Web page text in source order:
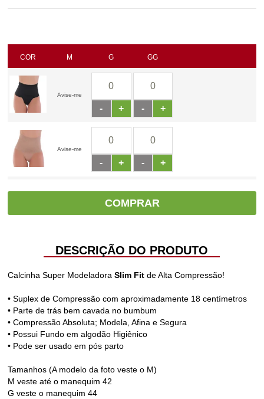
COR M G GG
Avise-me
+
- +
-
Avise-me
+
- +
-
Avise-me
+
-
COMPRAR
DESCRIÇÃO DO PRODUTO
Calcinha Super ModeladoraSlim Fit de Alta Compressão!
• Suplex de Compressão com aproximadamente 18 centímetros
• Parte de trás bem cavada no bumbum
• Compressão Absoluta; Modela, Afina e Segura
• Possui Fundo em algodão Higiênico
• Pode ser usado em pós parto
Tamanhos (A modelo da foto veste o M)
M veste até o manequim 42
G veste o manequim 44